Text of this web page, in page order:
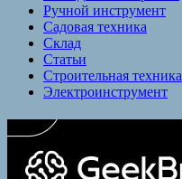
Ручной инструмент
Садовая техника
Склад
Статьи
Строительная техника
Электроинструмент